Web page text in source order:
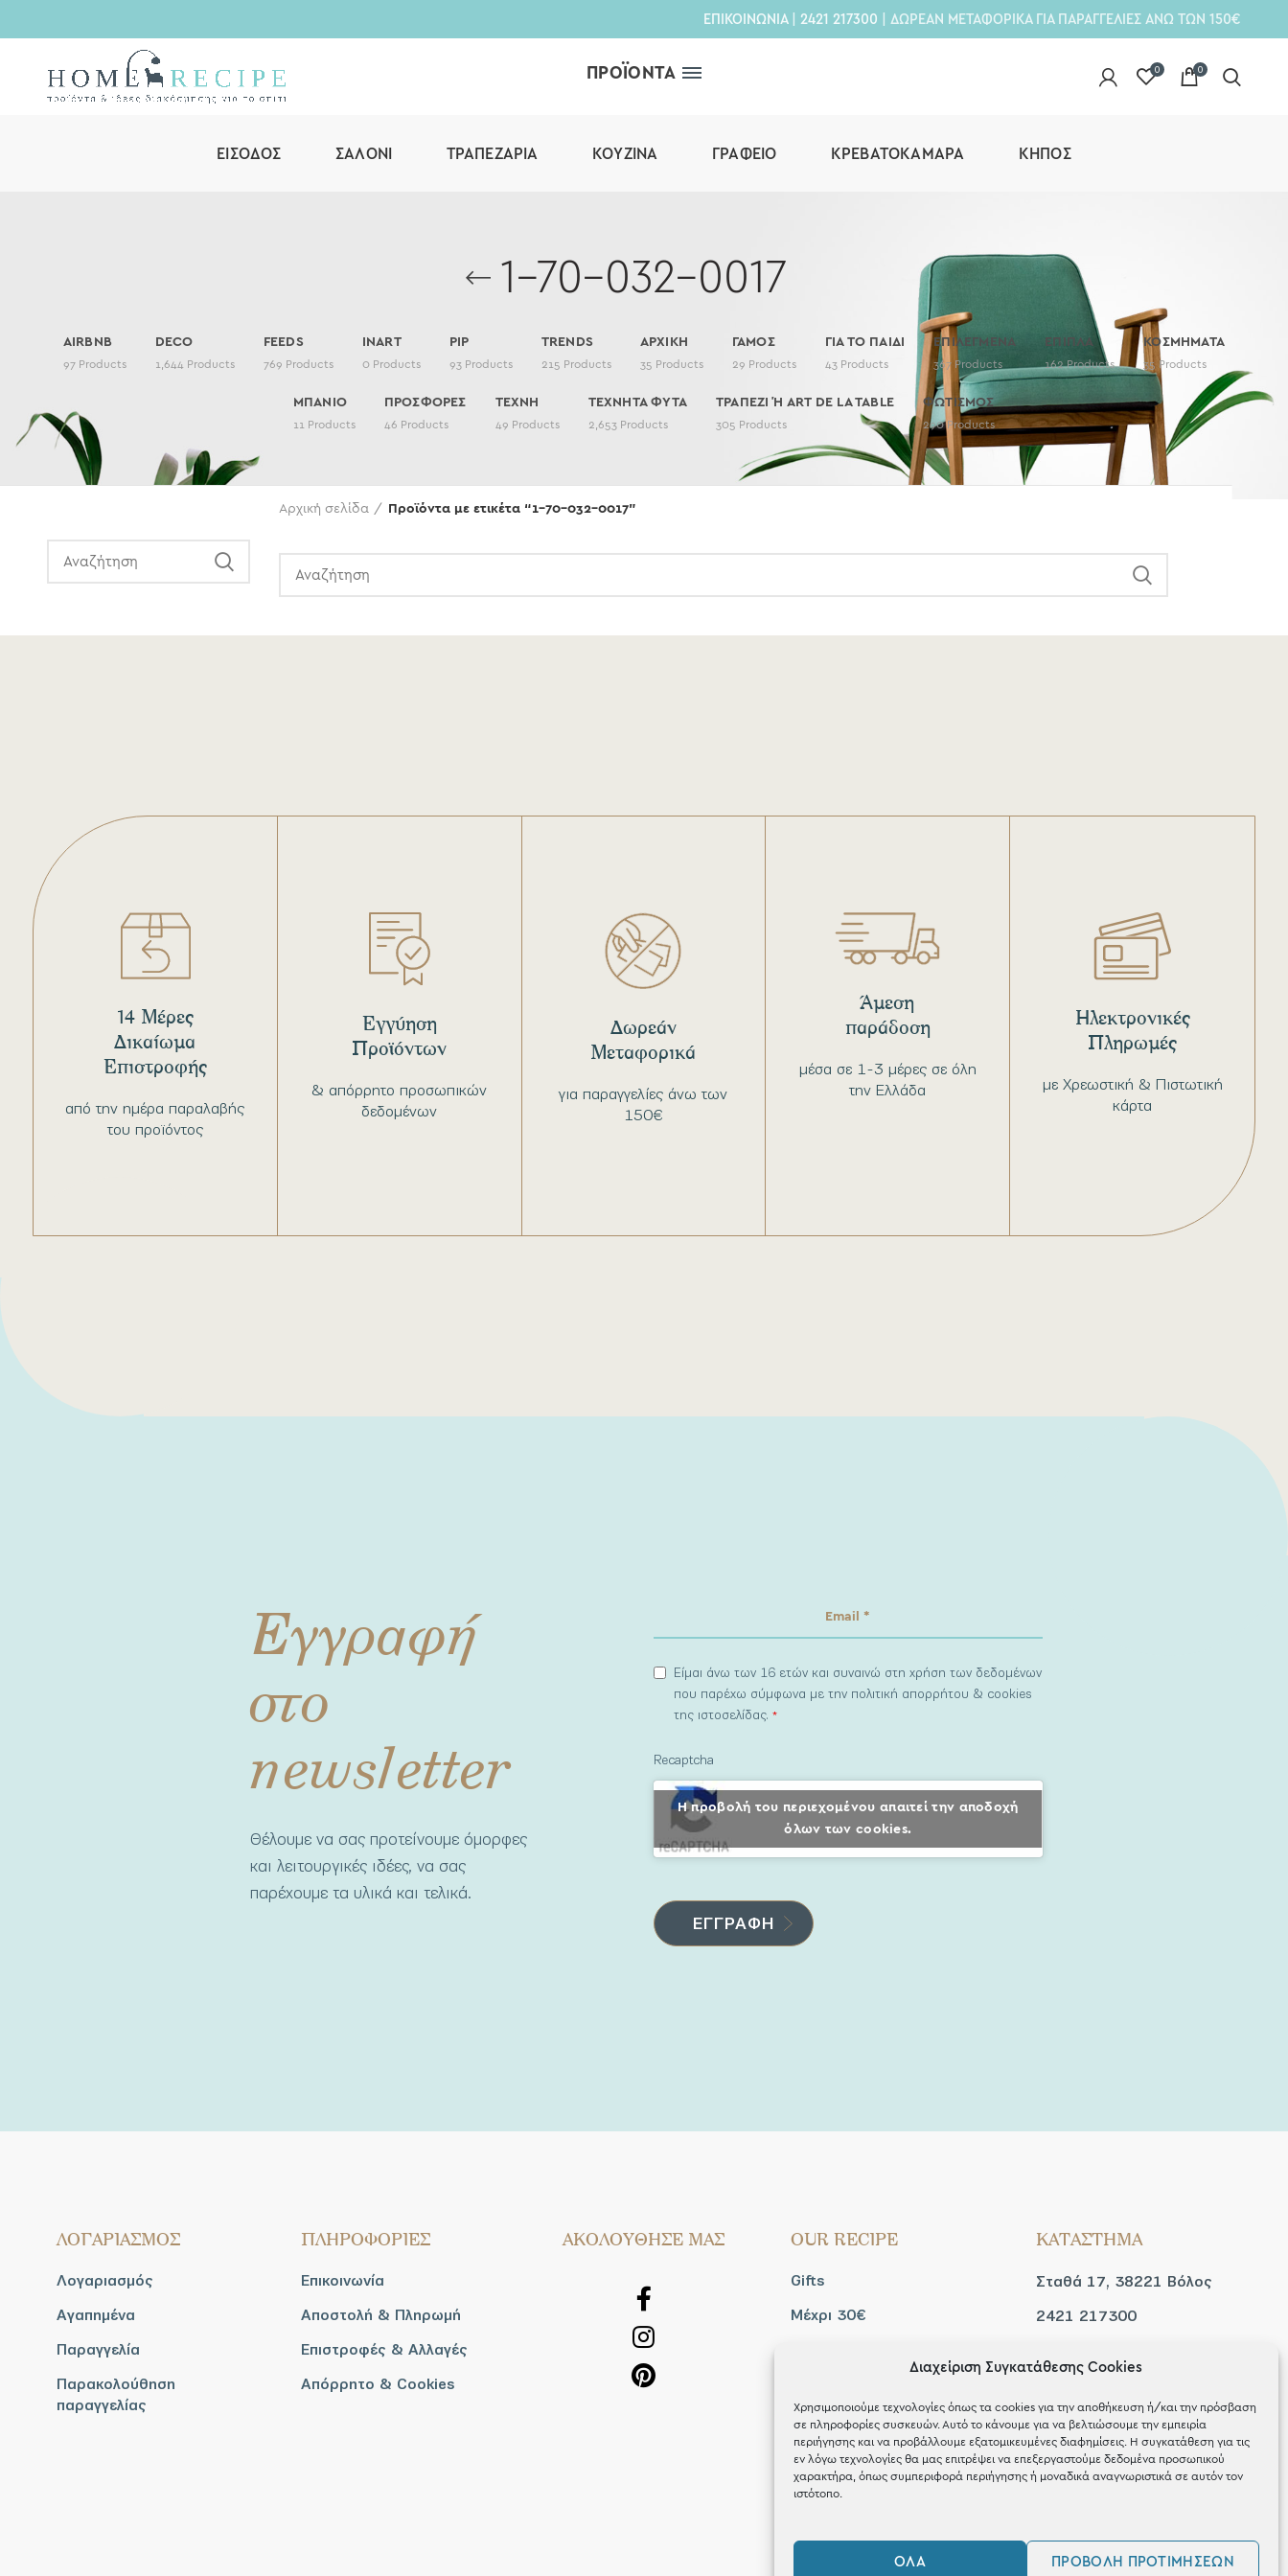
Διαχείριση Συγκατάθεσης Cookies
Χρησιμοποιούμε τεχνολογίες όπως τα cookies για την αποθήκευση ή/και την πρόσβαση
σε πληροφορίες συσκευών. Αυτό το κάνουμε για να βελτιώσουμε την εμπειρία
περιήγησης και να προβάλλουμε εξατομικευμένες διαφημίσεις. Η συγκατάθεση για τις
εν λόγω τεχνολογίες θα μας επιτρέψει να επεξεργαστούμε δεδομένα προσωπικού
χαρακτήρα, όπως συμπεριφορά περιήγησης ή μοναδικά αναγνωριστικά σε αυτόν τον
ιστότοπο.
ΌΛΑ ΠΡΟΒΟΛΉ ΠΡΟΤΙΜΉΣΕΩΝ
ΕΠΙΚΟΙΝΩΝΙΑ| 2421 217300 | ΔΩΡΕΑΝ ΜΕΤΑΦΟΡΙΚΑ ΓΙΑ ΠΑΡΑΓΓΕΛΙΕΣ ΑΝΩ ΤΩΝ 150€
ΠΡΟΪΟΝΤΑ 0 0
ΕΊΣΟΔΟΣ ΣΑΛΌΝΙ ΤΡΑΠΕΖΑΡΊΑ ΚΟΥΖΊΝΑ ΓΡΑΦΕΊΟ ΚΡΕΒΑΤΟΚΆΜΑΡΑ ΚΉΠΟΣ
1-70-032-0017
AIRBNB
97 Products
DECO
1,644 Products
FEEDS
769 Products
INART
0 Products
PIP
93 Products
TRENDS
215 Products
ΑΡΧΙΚΗ
35 Products
ΓΑΜΟΣ
29 Products
ΓΙΑ ΤΟ ΠΑΙΔΙ
43 Products
ΕΠΙΛΕΓΜΕΝΑ
367 Products
ΕΠΙΠΛΑ
162 Products
ΚΟΣΜΗΜΑΤΑ
35 Products
ΜΠΑΝΙΟ
11 Products
ΠΡΟΣΦΟΡΕΣ
46 Products
ΤΕΧΝΗ
49 Products
ΤΕΧΝΗΤΑ ΦΥΤΑ
2,653 Products
ΤΡΑΠΕΖΙ Ή ART DE LA TABLE
305 Products
ΦΩΤΙΣΜΟΣ
290 Products
Αρχική σελίδα Προϊόντα με ετικέτα “1-70-032-0017”
από την ημέρα παραλαβής
του προϊόντος
14 Μέρες
Δικαίωμα
Επιστροφής
& απόρρητο προσωπικών
δεδομένων
Εγγύηση
Προϊόντων
για παραγγελίες άνω των
150€
Δωρεάν
Μεταφορικά
μέσα σε 1-3 μέρες σε όλη
την Ελλάδα
Άμεση
παράδοση
με Χρεωστική & Πιστωτική
κάρτα
Ηλεκτρονικές
Πληρωμές
Εγγραφή
στο
newsletter
Θέλουμε να σας προτείνουμε όμορφες
και λειτουργικές ιδέες, να σας
παρέχουμε τα υλικά και τελικά.
Είμαι άνω των 16 ετών και συναινώ στη χρήση των δεδομένων
που παρέχω σύμφωνα με την πολιτική απορρήτου & cookies
της ιστοσελίδας.*
Recaptcha
Η προβολή του περιεχομένου απαιτεί την αποδοχή
όλων των cookies.
ΛΟΓΑΡΙΑΣΜΟΣ
Λογαριασμός
Αγαπημένα
Παραγγελία
Παρακολούθηση
παραγγελίας
ΠΛΗΡΟΦΟΡΙΕΣ
Επικοινωνία
Αποστολή & Πληρωμή
Επιστροφές & Αλλαγές
Απόρρητο & Cookies
AΚΟΛΟΥΘΗΣΕ ΜΑΣ OUR RECIPE
Gifts
Μέχρι 30€
ΚΑΤΑΣΤΗΜΑ
Σταθά 17, 38221 Βόλος
2421 217300
Τριτ / Πεμ / Παρ: 09:00 -
21:00